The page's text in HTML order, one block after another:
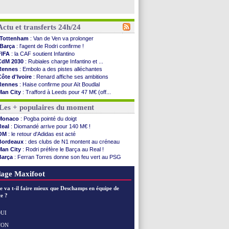
et transferts 24h/24
Tottenham : Van de Ven va prolonger
Barça : l'agent de Rodri confirme !
: la CAF soutient Infantino
2030 : Rubiales charge Infantino et ...
: Embolo a des pistes alléchantes
d'Ivoire : Renard affiche ses ambitions
: Haise confirme pour Aït Boudlal
City : Trafford à Leeds pour 47 M€ (off...
Utd: Zirkzee vers la Juventus ?
: Monaco s'impose contre Getafe
: Der Zakarian et sa relation avec Kita
: le club prêt à libérer Kondogbia ?
: le message touchant d'Akliouche
: Tebas en remet une couche
: l'UEFA maintient la pression
: Tebas encense Luis Enrique
: Vinicius jusqu'en 2032 (officiel)
: une offre refusée pour Aguerd
: Junior Diaz jusqu'en 2030 (officiel)
+ populaires du moment
: Pogba pointé du doigt
: Diomandé arrive pour 140 M€ !
: le retour d'Adidas est acté
: des clubs de N1 montent au créneau
City : Rodri préfère le Barça au Real !
: Ferran Torres donne son feu vert au PSG
: Luis Enrique satisfait malgré tout
Maxifoot
va t-il faire mieux que Deschamps en équipe de
?